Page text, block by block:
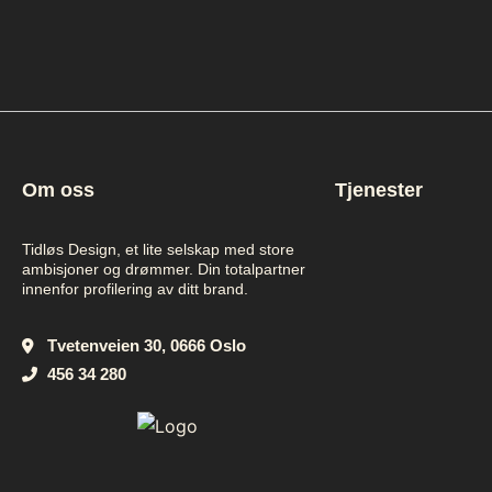
Om oss
Tidløs Design, et lite selskap med store
ambisjoner og drømmer. Din totalpartner
innenfor profilering av ditt brand.
Tvetenveien 30, 0666 Oslo
456 34 280
Tjenester